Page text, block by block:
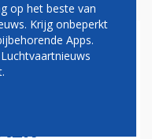
AAST OP
op het beste van
Krijg onbeperkt
Apps.